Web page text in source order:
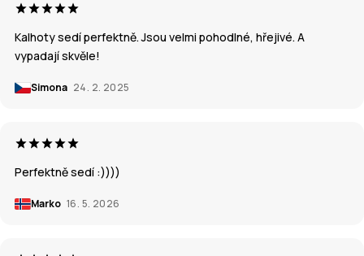
Kalhoty sedí perfektně. Jsou velmi pohodlné, hřejivé. A
vypadají skvěle!
Simona 24. 2. 2025
Perfektně sedí :))))
Marko 16. 5. 2026